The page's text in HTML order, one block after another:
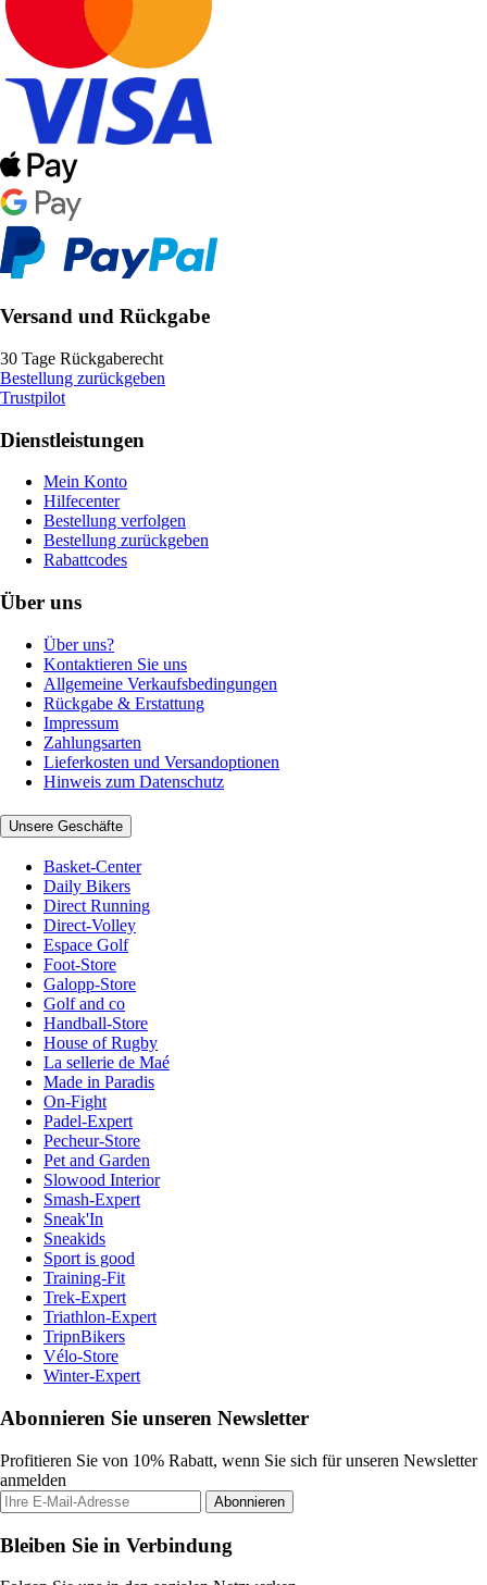
Versand und Rückgabe
30 Tage Rückgaberecht
Bestellung zurückgeben
Trustpilot
Dienstleistungen
Mein Konto
Hilfecenter
Bestellung verfolgen
Bestellung zurückgeben
Rabattcodes
Über uns
Über uns?
Kontaktieren Sie uns
Allgemeine Verkaufsbedingungen
Rückgabe & Erstattung
Impressum
Zahlungsarten
Lieferkosten und Versandoptionen
Hinweis zum Datenschutz
Unsere Geschäfte
Basket-Center
Daily Bikers
Direct Running
Direct-Volley
Espace Golf
Foot-Store
Galopp-Store
Golf and co
Handball-Store
House of Rugby
La sellerie de Maé
Made in Paradis
On-Fight
Padel-Expert
Pecheur-Store
Pet and Garden
Slowood Interior
Smash-Expert
Sneak'In
Sneakids
Sport is good
Training-Fit
Trek-Expert
Triathlon-Expert
TripnBikers
Vélo-Store
Winter-Expert
Abonnieren Sie unseren Newsletter
Profitieren Sie von 10% Rabatt, wenn Sie sich für unseren Newsletter
anmelden
Abonnieren
Bleiben Sie in Verbindung